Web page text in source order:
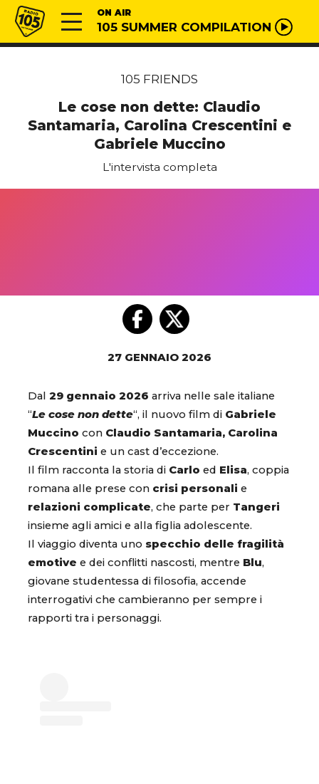
Vai al contenuto
Radio 105 ON AIR
105 SUMMER COMPILATION
105 FRIENDS
Le cose non dette: Claudio
Santamaria, Carolina Crescentini e
Gabriele Muccino
L'intervista completa
27 GENNAIO 2026
Dal 29 gennaio 2026 arriva nelle sale italiane
“Le cose non dette“, il nuovo film di Gabriele
Muccino con Claudio Santamaria, Carolina
Crescentini e un cast d’eccezione.
Il film racconta la storia di Carlo ed Elisa, coppia
romana alle prese con crisi personali e
relazioni complicate, che parte per Tangeri
insieme agli amici e alla figlia adolescente.
Il viaggio diventa uno specchio delle fragilità
emotive e dei conflitti nascosti, mentre Blu,
giovane studentessa di filosofia, accende
interrogativi che cambieranno per sempre i
rapporti tra i personaggi.